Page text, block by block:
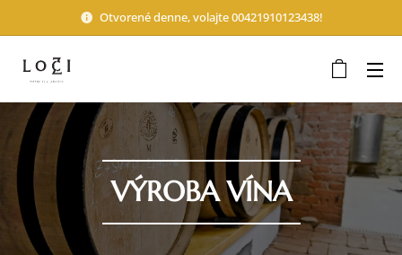
Otvorené denne, volajte 00421910123438!
VÝROBA VÍNA